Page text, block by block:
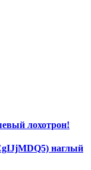
лохотрон!
наглый